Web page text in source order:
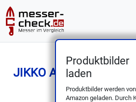
Produktbilder
laden
Produktbilder werden von
Amazon geladen. Durch
JIKKO AUS-6
teilig, Walnuss-